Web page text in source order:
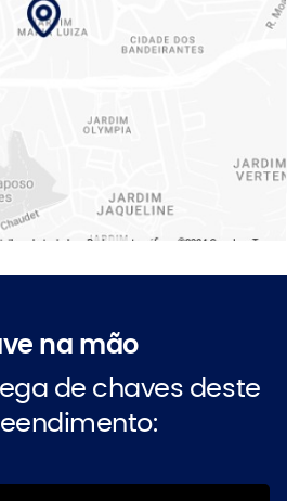
na mão
de chaves deste